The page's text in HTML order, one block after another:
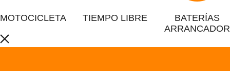
MOTOCICLETA TIEMPO LIBRE
BATERÍAS
ARRANCADOR